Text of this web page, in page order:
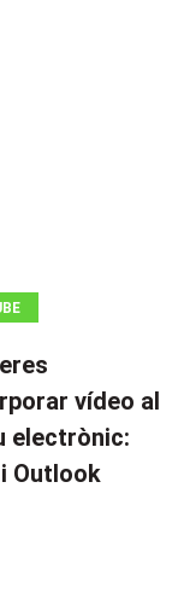
vídeo al
electrònic:
Outlook